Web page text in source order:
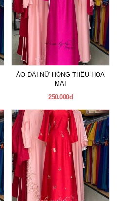
ÁO DÀI NỮ HỒNG THÊU HOA
MAI
250.000đ